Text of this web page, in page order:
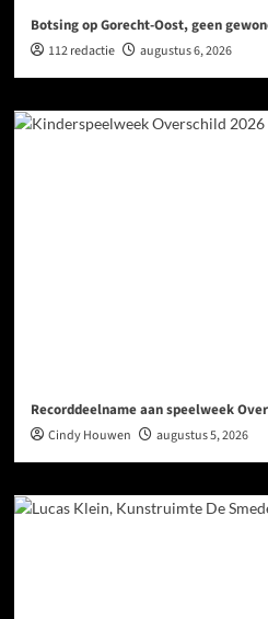
Botsing op Gorecht-Oost, geen
112 redactie augustus 6, 2026
Recorddeelname aan speelweek
Cindy Houwen augustus 5, 2026